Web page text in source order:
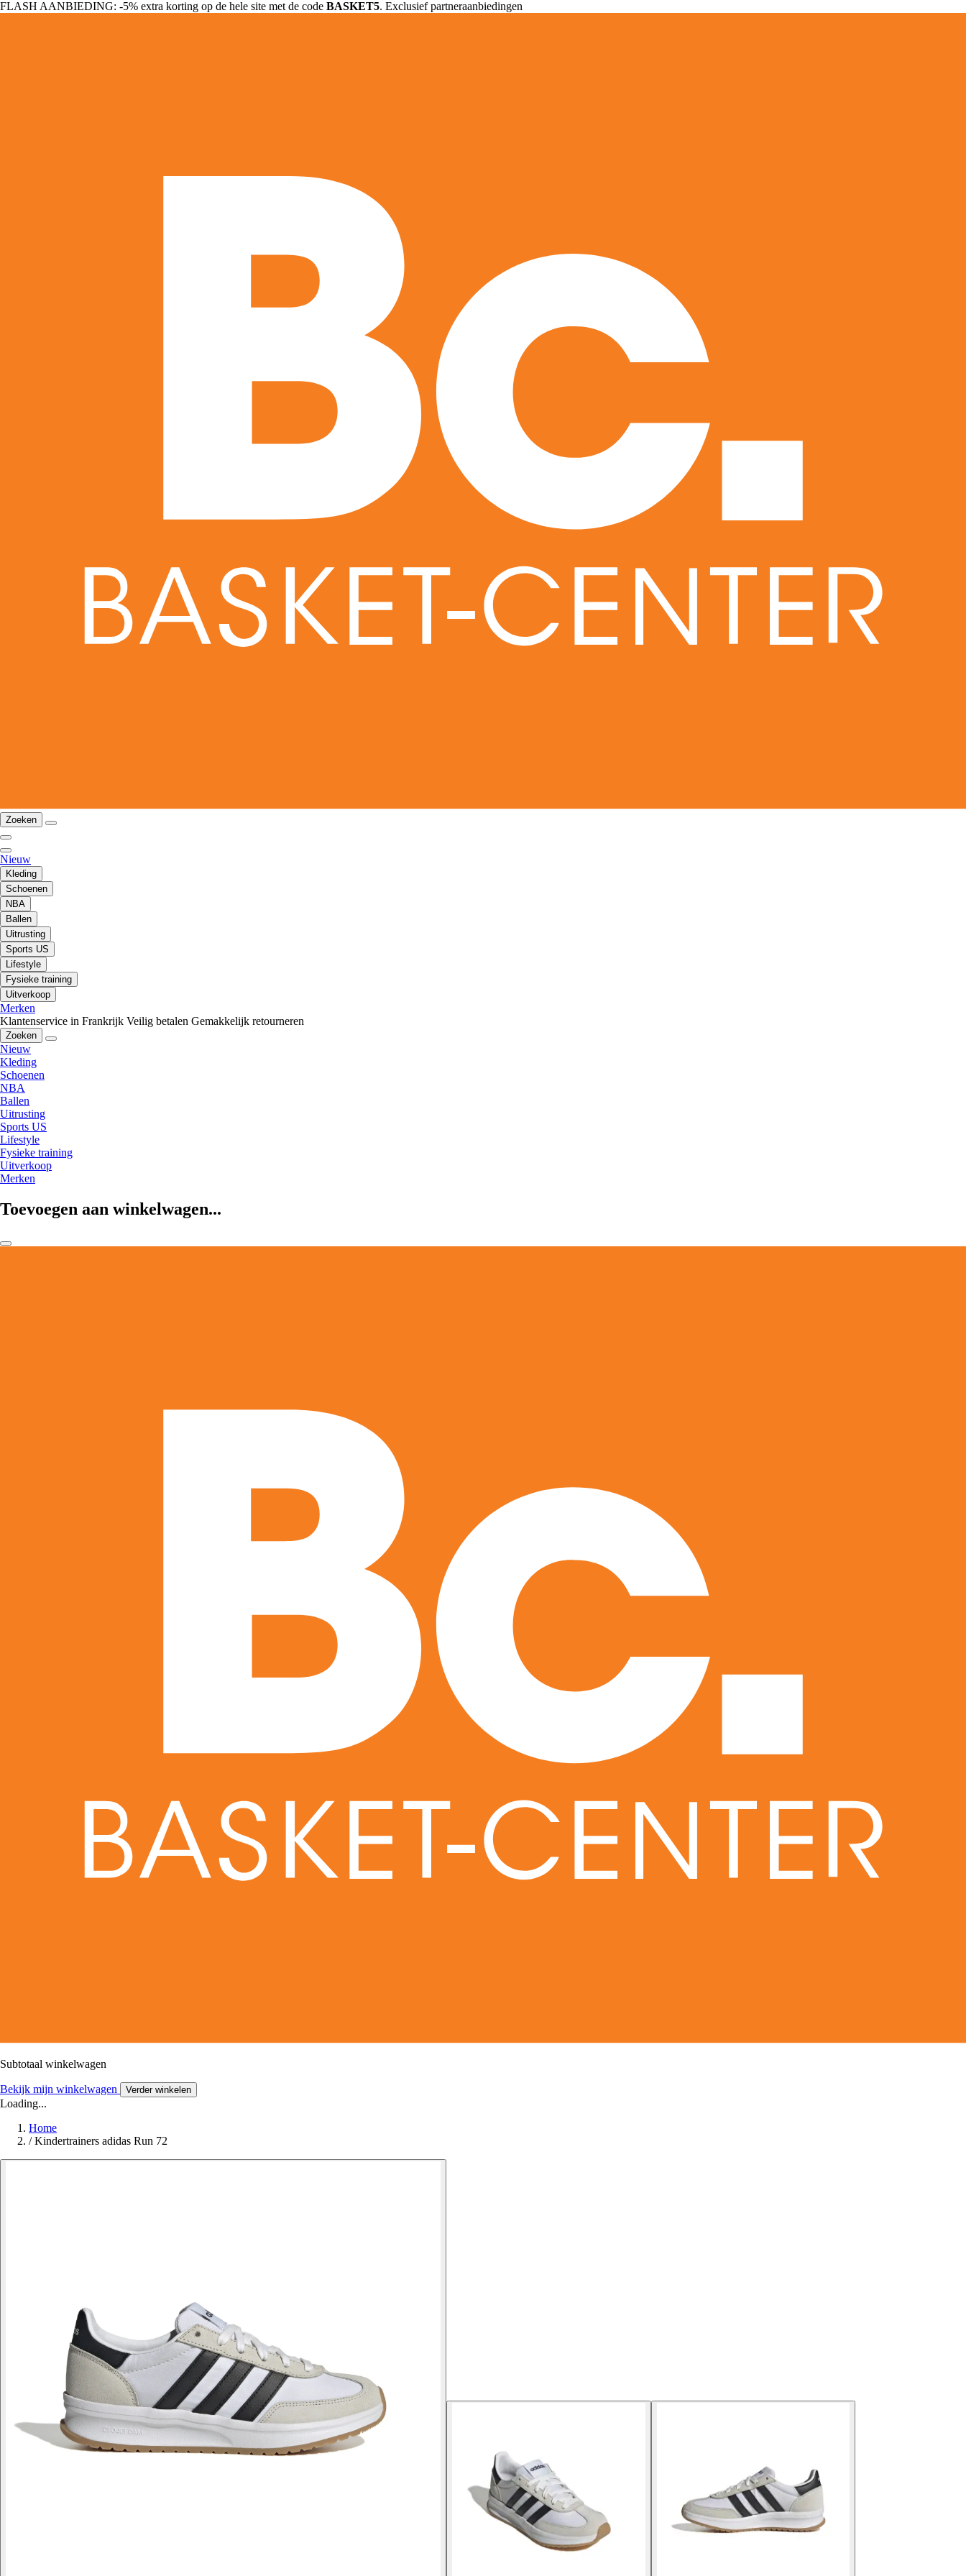
FLASH AANBIEDING: -5% extra korting op de hele site met de code BASKET5. Exclusief partneraanbiedingen
Zoeken
Nieuw
Kleding
Schoenen
NBA
Ballen
Uitrusting
Sports US
Lifestyle
Fysieke training
Uitverkoop
Merken
Klantenservice in Frankrijk Veilig betalen Gemakkelijk retourneren
Zoeken
Nieuw
Kleding
Schoenen
NBA
Ballen
Uitrusting
Sports US
Lifestyle
Fysieke training
Uitverkoop
Merken
Toevoegen aan winkelwagen...
Subtotaal winkelwagen
Bekijk mijn winkelwagen Verder winkelen
Loading...
Home
/ Kindertrainers adidas Run 72